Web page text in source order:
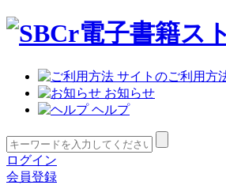
サイトのご利用方
お知らせ
ヘルプ
ログイン
会員登録